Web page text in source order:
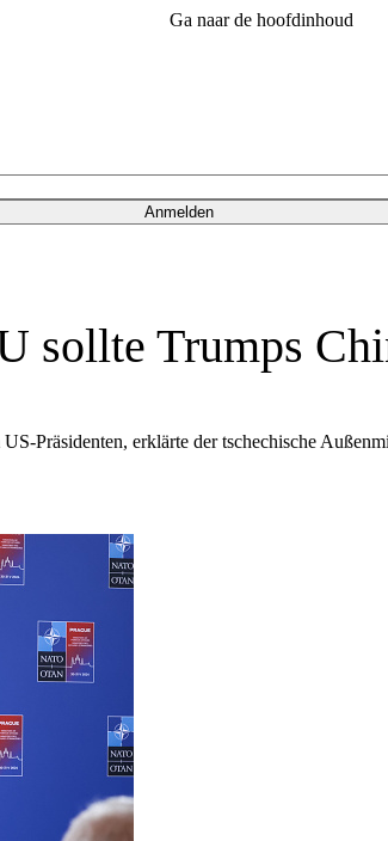
Ga naar de hoofdinhoud
Anmelden
sollte Trumps
Präsidenten, erklärte der tschechische